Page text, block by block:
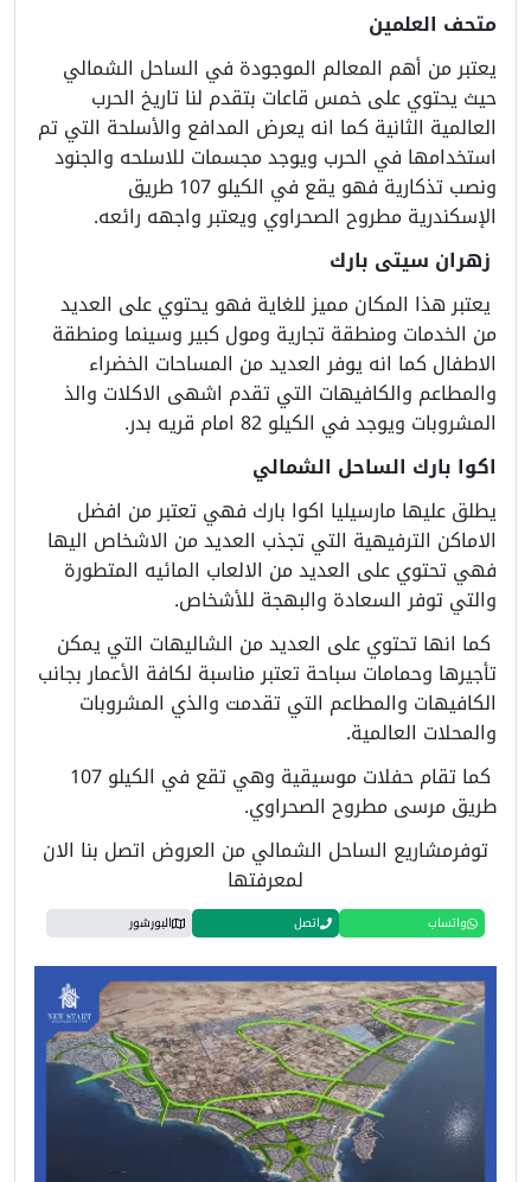
متحف العلمين
يعتبر من أهم المعالم الموجودة في الساحل الشمالي
حيث يحتوي على خمس قاعات بتقدم لنا تاريخ الحرب
العالمية الثانية كما انه يعرض المدافع والأسلحة التي تم
استخدامها في الحرب ويوجد مجسمات للاسلحه والجنود
ونصب تذكارية فهو يقع في الكيلو 107 طريق
الإسكندرية مطروح الصحراوي ويعتبر واجهه رائعه.
زهران سيتى بارك
يعتبر هذا المكان مميز للغاية فهو يحتوي على العديد
من الخدمات ومنطقة تجارية ومول كبير وسينما ومنطقة
الاطفال كما انه يوفر العديد من المساحات الخضراء
والمطاعم والكافيهات التي تقدم اشهى الاكلات والذ
المشروبات ويوجد في الكيلو 82 امام قريه بدر.
اكوا بارك الساحل الشمالي
يطلق عليها مارسيليا اكوا بارك فهي تعتبر من افضل
الاماكن الترفيهية التي تجذب العديد من الاشخاص اليها
فهي تحتوي على العديد من الالعاب المائيه المتطورة
والتي توفر السعادة والبهجة للأشخاص.
كما انها تحتوي على العديد من الشاليهات التي يمكن
تأجيرها وحمامات سباحة تعتبر مناسبة لكافة الأعمار بجانب
الكافيهات والمطاعم التي تقدمت والذي المشروبات
والمحلات العالمية.
كما تقام حفلات موسيقية وهي تقع في الكيلو 107
طريق مرسى مطروح الصحراوي.
توفرمشاريع الساحل الشمالي من العروض اتصل بنا الان
لمعرفتها
واتساب اتصل البورشور